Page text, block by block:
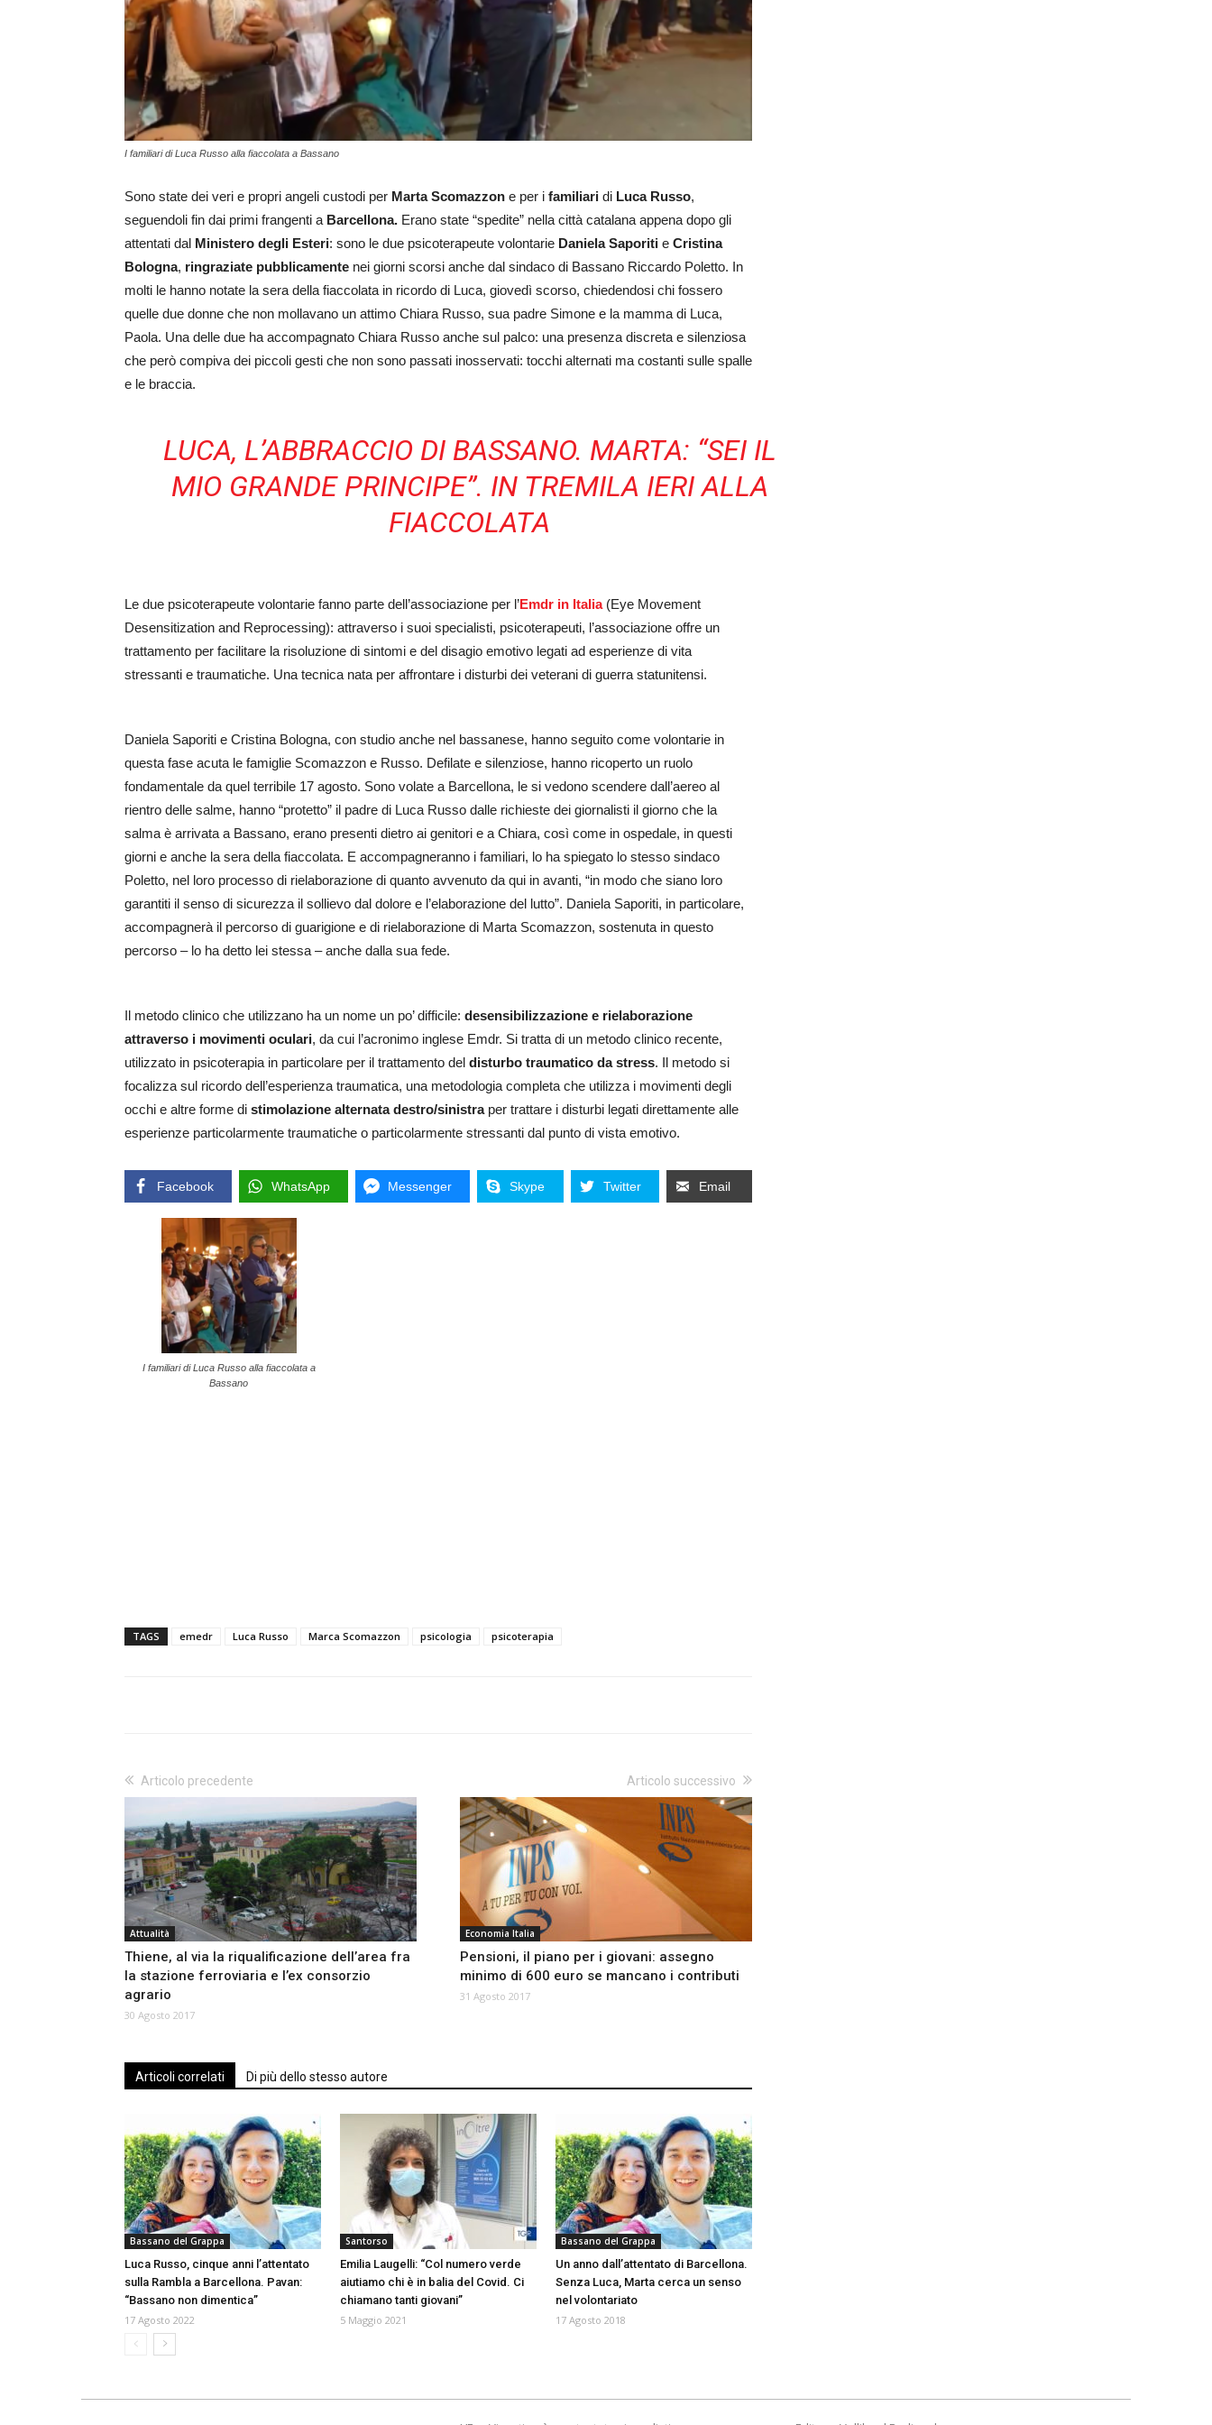
I familiari di Luca Russo alla fiaccolata a Bassano
Sono state dei veri e propri angeli custodi per Marta Scomazzon e per i familiari di Luca Russo,
seguendoli fin dai primi frangenti a Barcellona. Erano state “spedite” nella città catalana appena dopo gli
attentati dal Ministero degli Esteri: sono le due psicoterapeute volontarie Daniela Saporiti e Cristina
Bologna, ringraziate pubblicamente nei giorni scorsi anche dal sindaco di Bassano Riccardo Poletto. In
molti le hanno notate la sera della fiaccolata in ricordo di Luca, giovedì scorso, chiedendosi chi fossero
quelle due donne che non mollavano un attimo Chiara Russo, sua padre Simone e la mamma di Luca,
Paola. Una delle due ha accompagnato Chiara Russo anche sul palco: una presenza discreta e silenziosa
che però compiva dei piccoli gesti che non sono passati inosservati: tocchi alternati ma costanti sulle spalle
e le braccia.
LUCA, L’ABBRACCIO DI BASSANO. MARTA: “SEI IL
MIO GRANDE PRINCIPE”. IN TREMILA IERI ALLA
FIACCOLATA
Le due psicoterapeute volontarie fanno parte dell’associazione per l’Emdr in Italia(Eye Movement
Desensitization and Reprocessing): attraverso i suoi specialisti, psicoterapeuti, l’associazione offre un
trattamento per facilitare la risoluzione di sintomi e del disagio emotivo legati ad esperienze di vita
stressanti e traumatiche. Una tecnica nata per affrontare i disturbi dei veterani di guerra statunitensi.
Daniela Saporiti e Cristina Bologna, con studio anche nel bassanese, hanno seguito come volontarie in
questa fase acuta le famiglie Scomazzon e Russo. Defilate e silenziose, hanno ricoperto un ruolo
fondamentale da quel terribile 17 agosto. Sono volate a Barcellona, le si vedono scendere dall’aereo al
rientro delle salme, hanno “protetto” il padre di Luca Russo dalle richieste dei giornalisti il giorno che la
salma è arrivata a Bassano, erano presenti dietro ai genitori e a Chiara, così come in ospedale, in questi
giorni e anche la sera della fiaccolata. E accompagneranno i familiari, lo ha spiegato lo stesso sindaco
Poletto, nel loro processo di rielaborazione di quanto avvenuto da qui in avanti, “in modo che siano loro
garantiti il senso di sicurezza il sollievo dal dolore e l’elaborazione del lutto”. Daniela Saporiti, in particolare,
accompagnerà il percorso di guarigione e di rielaborazione di Marta Scomazzon, sostenuta in questo
percorso – lo ha detto lei stessa – anche dalla sua fede.
Il metodo clinico che utilizzano ha un nome un po’ difficile: desensibilizzazione e rielaborazione
attraverso i movimenti oculari, da cui l’acronimo inglese Emdr. Si tratta di un metodo clinico recente,
utilizzato in psicoterapia in particolare per il trattamento del disturbo traumatico da stress. Il metodo si
focalizza sul ricordo dell’esperienza traumatica, una metodologia completa che utilizza i movimenti degli
occhi e altre forme di stimolazione alternata destro/sinistraper trattare i disturbi legati direttamente alle
esperienze particolarmente traumatiche o particolarmente stressanti dal punto di vista emotivo.
Facebook WhatsApp Messenger Skype Twitter Email
I familiari di Luca Russo alla fiaccolata a
Bassano
TAGS emedr Luca Russo Marca Scomazzon psicologia psicoterapia
Articolo precedente
Attualità
Thiene, al via la riqualificazione dell’area fra
la stazione ferroviaria e l’ex consorzio
agrario
30 Agosto 2017
Articolo successivo
Economia Italia
Pensioni, il piano per i giovani: assegno
minimo di 600 euro se mancano i contributi
31 Agosto 2017
Articoli correlati Di più dello stesso autore
Bassano del Grappa
Luca Russo, cinque anni l’attentato
sulla Rambla a Barcellona. Pavan:
“Bassano non dimentica”
17 Agosto 2022
Santorso
Emilia Laugelli: “Col numero verde
aiutiamo chi è in balia del Covid. Ci
chiamano tanti giovani”
5 Maggio 2021
Bassano del Grappa
Un anno dall’attentato di Barcellona.
Senza Luca, Marta cerca un senso
nel volontariato
17 Agosto 2018